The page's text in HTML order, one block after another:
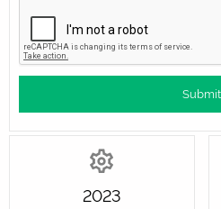
2023